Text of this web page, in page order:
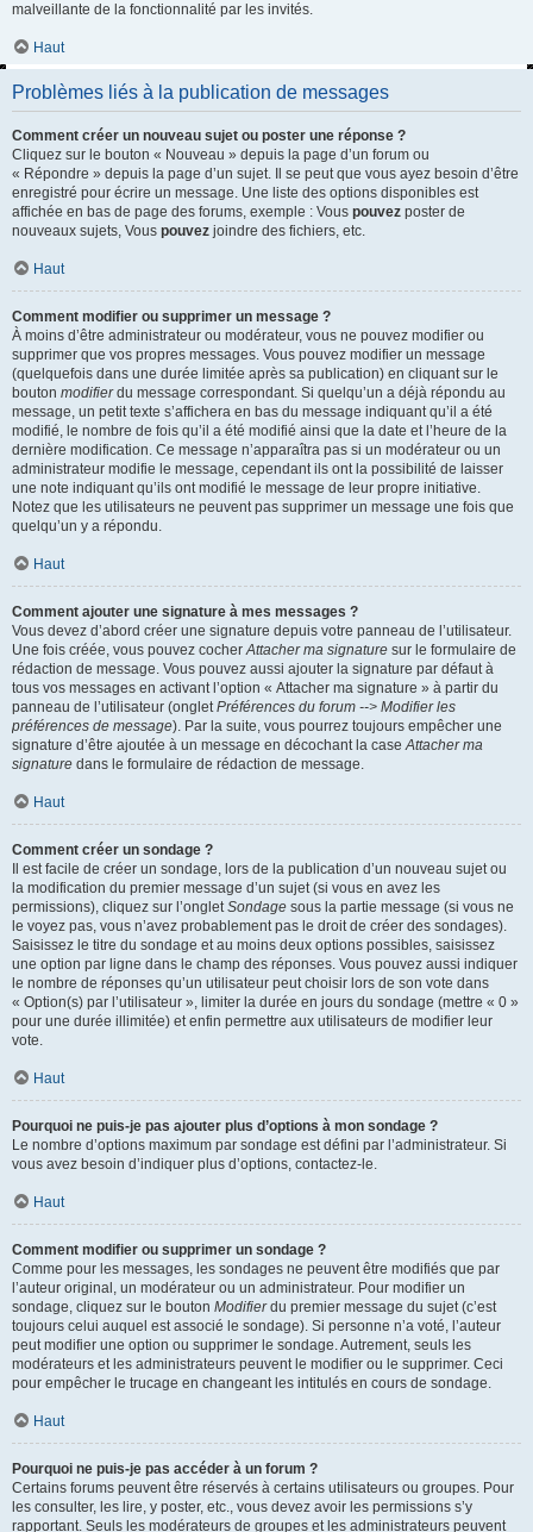
malveillante de la fonctionnalité par les invités.
Haut
Problèmes liés à la publication de messages
Comment créer un nouveau sujet ou poster une réponse ?
Cliquez sur le bouton « Nouveau » depuis la page d’un forum ou
« Répondre » depuis la page d’un sujet. Il se peut que vous ayez besoin d’être
enregistré pour écrire un message. Une liste des options disponibles est
affichée en bas de page des forums, exemple : Vous pouvez poster de
nouveaux sujets, Vous pouvez joindre des fichiers, etc.
Haut
Comment modifier ou supprimer un message ?
À moins d’être administrateur ou modérateur, vous ne pouvez modifier ou
supprimer que vos propres messages. Vous pouvez modifier un message
(quelquefois dans une durée limitée après sa publication) en cliquant sur le
bouton modifierdu message correspondant. Si quelqu’un a déjà répondu au
message, un petit texte s’affichera en bas du message indiquant qu’il a été
modifié, le nombre de fois qu’il a été modifié ainsi que la date et l’heure de la
dernière modification. Ce message n’apparaîtra pas si un modérateur ou un
administrateur modifie le message, cependant ils ont la possibilité de laisser
une note indiquant qu’ils ont modifié le message de leur propre initiative.
Notez que les utilisateurs ne peuvent pas supprimer un message une fois que
quelqu’un y a répondu.
Haut
Comment ajouter une signature à mes messages ?
Vous devez d’abord créer une signature depuis votre panneau de l’utilisateur.
Une fois créée, vous pouvez cocherAttacher ma signature sur le formulaire de
rédaction de message. Vous pouvez aussi ajouter la signature par défaut à
tous vos messages en activant l’option « Attacher ma signature » à partir du
panneau de l’utilisateur (ongletPréférences du forum --> Modifier les
préférences de message). Par la suite, vous pourrez toujours empêcher une
signature d’être ajoutée à un message en décochant la caseAttacher ma
signature dans le formulaire de rédaction de message.
Haut
Comment créer un sondage ?
Il est facile de créer un sondage, lors de la publication d’un nouveau sujet ou
la modification du premier message d’un sujet (si vous en avez les
permissions), cliquez sur l’ongletSondage sous la partie message (si vous ne
le voyez pas, vous n’avez probablement pas le droit de créer des sondages).
Saisissez le titre du sondage et au moins deux options possibles, saisissez
une option par ligne dans le champ des réponses. Vous pouvez aussi indiquer
le nombre de réponses qu’un utilisateur peut choisir lors de son vote dans
« Option(s) par l’utilisateur », limiter la durée en jours du sondage (mettre « 0 »
pour une durée illimitée) et enfin permettre aux utilisateurs de modifier leur
vote.
Haut
Pourquoi ne puis-je pas ajouter plus d’options à mon sondage ?
Le nombre d’options maximum par sondage est défini par l’administrateur. Si
vous avez besoin d’indiquer plus d’options, contactez-le.
Haut
Comment modifier ou supprimer un sondage ?
Comme pour les messages, les sondages ne peuvent être modifiés que par
l’auteur original, un modérateur ou un administrateur. Pour modifier un
sondage, cliquez sur le bouton Modifierdu premier message du sujet (c’est
toujours celui auquel est associé le sondage). Si personne n’a voté, l’auteur
peut modifier une option ou supprimer le sondage. Autrement, seuls les
modérateurs et les administrateurs peuvent le modifier ou le supprimer. Ceci
pour empêcher le trucage en changeant les intitulés en cours de sondage.
Haut
Pourquoi ne puis-je pas accéder à un forum ?
Certains forums peuvent être réservés à certains utilisateurs ou groupes. Pour
les consulter, les lire, y poster, etc., vous devez avoir les permissions s’y
rapportant. Seuls les modérateurs de groupes et les administrateurs peuvent